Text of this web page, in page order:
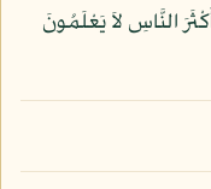
النَّاسِ لاَ يَعْلَمُونَ